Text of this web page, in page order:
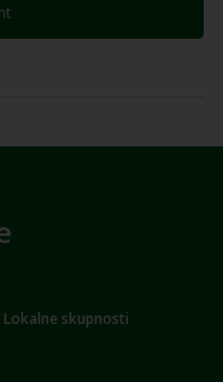
Lokalne skupnosti